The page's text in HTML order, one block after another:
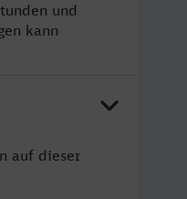
und
kann
auf dieser